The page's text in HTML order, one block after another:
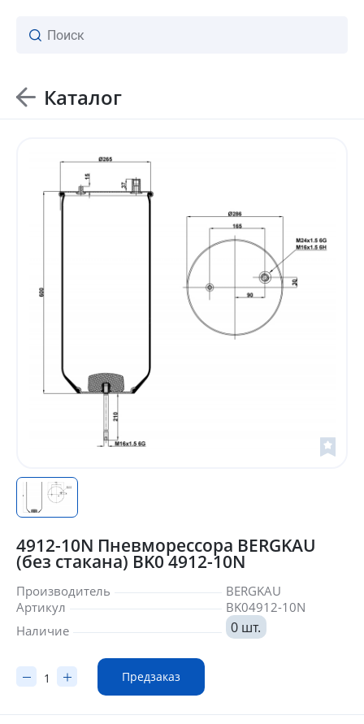
Каталог
4912-10N Пневморессора BERGKAU
(без стакана) BK0 4912-10N
Производитель
BERGKAU
Артикул
BK04912-10N
Наличие
0 шт.
Предзаказ